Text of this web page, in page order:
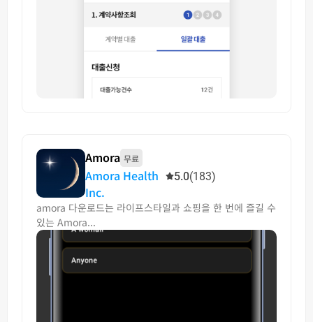
Amora 무료
Amora Health
Inc.
5.0(183)
amora 다운로드는 라이프스타일과 쇼핑을 한 번에 즐길 수
있는 Amora...